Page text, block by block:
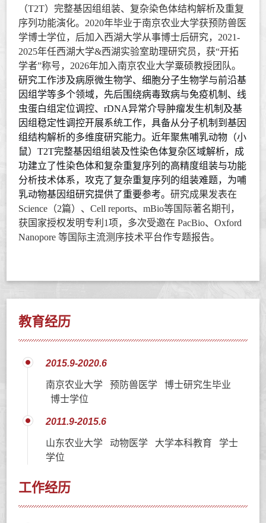
（T2T）完整基因组组装、复杂染色体结构解析及重复
序列功能演化。 2020年毕业于南京农业大学获预防兽医
学博士学位，后加入西湖大学从事博士后研究， 2021-
2025年任西湖大学&西湖实验室助理研究员，获“开拓
学者”称号， 2026年加入南京农业大学粟硕教授团队。
研究工作涉及病原微生物学、细胞分子生物学与前沿基
因组学等多个领域，先后围绕病毒致病与免疫机制、线
虫蛋白组定位调控、rDNA异常介导肿瘤发生机制及基
因组稳定性调控开展系统工作，具备从分子机制到基因
组结构解析的多维度研究能力。近年聚焦哺乳动物（小
鼠）T2T完整基因组组装及性染色体复杂区域解析，成
功建立了性染色体和复杂重复序列的高精度组装与功能
分析技术体系，攻克了复杂重复序列的组装难题，为哺
乳动物基因组研究提供了重要参考。研究成果发表在
Science （2篇）、Cell reports、mBio等国际著名期刊，
获国家授权发明专利 1项，多次受邀在 PacBio、Oxford
Nanopore等国际主流测序技术平台作专题报告。
教育经历
2015.9-2020.6
南京农业大学 预防兽医学 博士研究生毕业
博士学位
2011.9-2015.6
山东农业大学 动物医学 大学本科教育 学士
学位
工作经历